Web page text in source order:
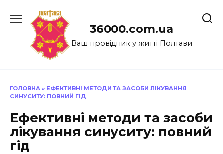
до
36000.com.ua
Ваш провідник у житті Полтави
ГОЛОВНА » ЕФЕКТИВНІ МЕТОДИ ТА ЗАСОБИ ЛІКУВАННЯ
СИНУСИТУ: ПОВНИЙ ГІД
Ефективні методи та засоби
лікування синуситу: повний
гід